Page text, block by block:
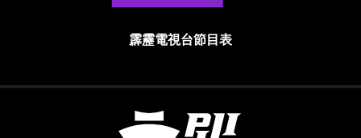
霹靂電視台節目表
霹靂國際多媒體股份有限公司 PILI